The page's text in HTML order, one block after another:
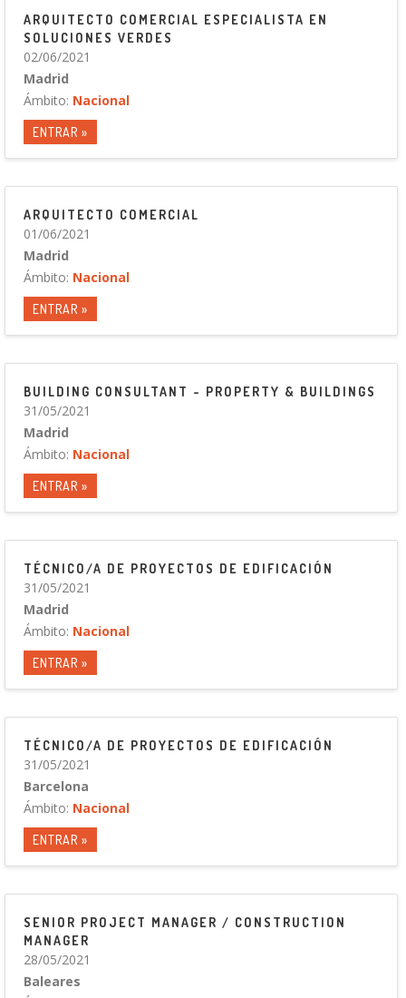
ARQUITECTO COMERCIAL ESPECIALISTA EN
SOLUCIONES VERDES
02/06/2021
Madrid
Ámbito: Nacional
ENTRAR »
ARQUITECTO COMERCIAL
01/06/2021
Madrid
Ámbito: Nacional
ENTRAR »
BUILDING CONSULTANT - PROPERTY & BUILDINGS
31/05/2021
Madrid
Ámbito: Nacional
ENTRAR »
TÉCNICO/A DE PROYECTOS DE EDIFICACIÓN
31/05/2021
Madrid
Ámbito: Nacional
ENTRAR »
TÉCNICO/A DE PROYECTOS DE EDIFICACIÓN
31/05/2021
Barcelona
Ámbito: Nacional
ENTRAR »
SENIOR PROJECT MANAGER / CONSTRUCTION
MANAGER
28/05/2021
Baleares